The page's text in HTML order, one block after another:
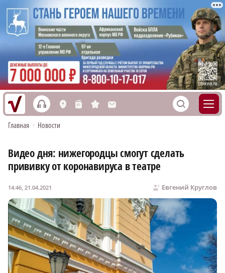
h L n s M S
Главная • Новости
Видео дня: нижегородцы смогут сделать
прививку от коронавируса в театре
Евгений Круглов
14:46, 21.04.2021